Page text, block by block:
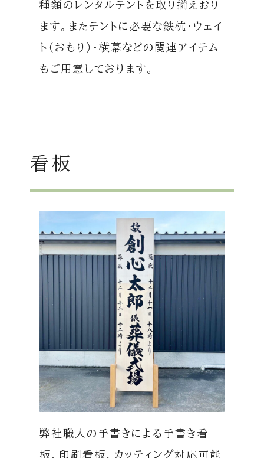
種類のレンタルテントを取り揃えおり
ます。またテントに必要な鉄杭・ウェイ
ト（おもり）・横幕などの関連アイテム
もご用意しております。
看板
弊社職人の手書きによる手書き看
板、印刷看板、カッティング対応可能